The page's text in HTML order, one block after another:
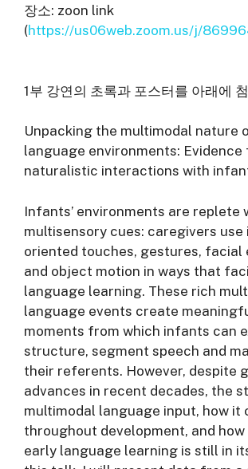
장소: zoon link
(https://us06web.zoom.us/j/
1부 강연의 초록과 포스터를 아래에
Unpacking the multimodal nature
language environments: Evidence
naturalistic interactions with
Infants’ environments are replete
multisensory cues: caregivers
oriented touches, gestures, facial
and object motion in ways that
language learning. These rich
language events create
moments from which infants can
structure, segment speech and
their referents. However, despite
advances in recent decades, the
multimodal language input, how it
throughout development, and
early language learning is still in